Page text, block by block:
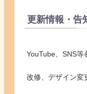
更新情報・告
YouTube、SNS等
改修、デザイン変